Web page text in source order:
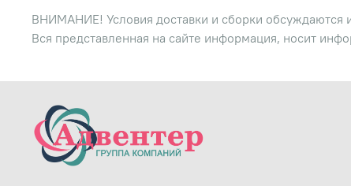
ВНИМАНИЕ! Условия доставки и сборки обсуждаются
Вся представленная на сайте информация, носит